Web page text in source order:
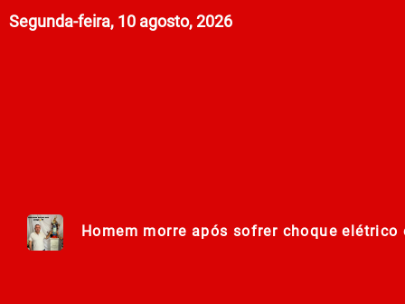
Segunda-feira, 10 agosto, 2026
Homem morre após sofrer choque
Lei Maria da Penha completa 20 anos
278ª Romaria do Muquém começa com
Centro Municipal de Apoio aos Romeiros